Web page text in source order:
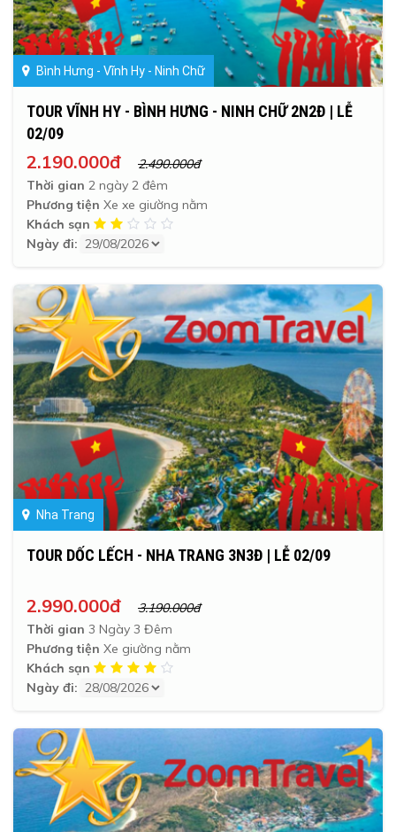
Bình Hưng - Vĩnh Hy - Ninh Chữ
TOUR VĨNH HY - BÌNH HƯNG - NINH CHỮ 2N2Đ | LỄ
02/09
2.190.000đ
2.490.000đ
Thời gian 2 ngày 2 đêm
Phương tiện Xe xe giường nằm
Khách sạn
Ngày đi:
Nha Trang
TOUR DỐC LẾCH - NHA TRANG 3N3Đ | LỄ 02/09
2.990.000đ
3.190.000đ
Thời gian 3 Ngày 3 Đêm
Phương tiện Xe giường nằm
Khách sạn
Ngày đi: